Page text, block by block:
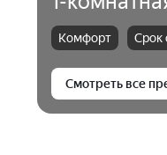
Подробности в
продаж.
Подробнее
Только для вас
Комфорт Срок
Смотреть все